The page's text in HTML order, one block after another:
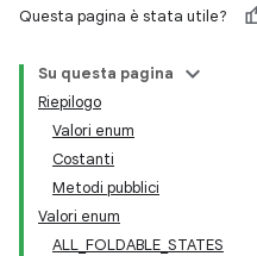
Questa pagina è stata utile?
Su questa pagina
Riepilogo
Valori enum
Costanti
Metodi pubblici
Valori enum
ALL_FOLDABLE_STATES